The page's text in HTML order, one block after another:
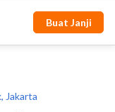
Jakarta